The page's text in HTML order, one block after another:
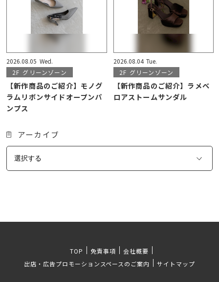
2026.08.05 Wed.
2F グリーンゾーン
【新作商品のご紹介】モノグ
ラムリボンサイドオープンパ
ンプス
2026.08.04 Tue.
2F グリーンゾーン
【新作商品のご紹介】ラメベ
ロアストームサンダル
アーカイブ
TOP 免責事項
会社概要
出店・広告プロモーションスペースのご案内
サイトマップ